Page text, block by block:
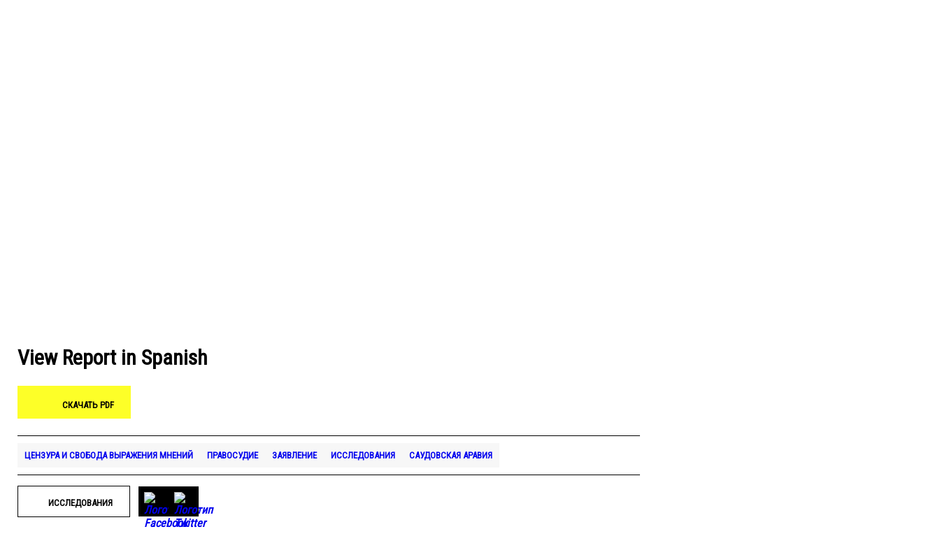
View Report in Spanish
СКАЧАТЬ PDF
ЦЕНЗУРА И СВОБОДА ВЫРАЖЕНИЯ МНЕНИЙ ПРАВОСУДИЕ ЗАЯВЛЕНИЕ ИССЛЕДОВАНИЯ САУДОВСКАЯ АРАВИЯ
ИССЛЕДОВАНИЯ